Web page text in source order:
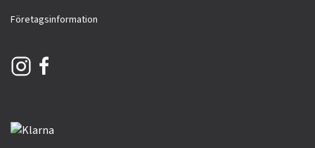
Företagsinformation